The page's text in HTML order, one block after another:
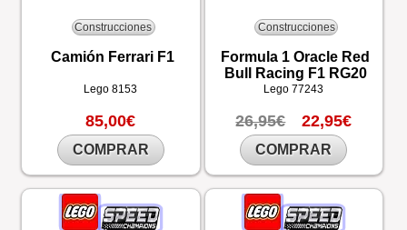
Construcciones
Camión Ferrari F1
Lego8153
85,00€
COMPRAR
Construcciones
Formula 1 Oracle Red
Bull Racing F1 RG20
Lego77243
26,95€ 22,95€
COMPRAR